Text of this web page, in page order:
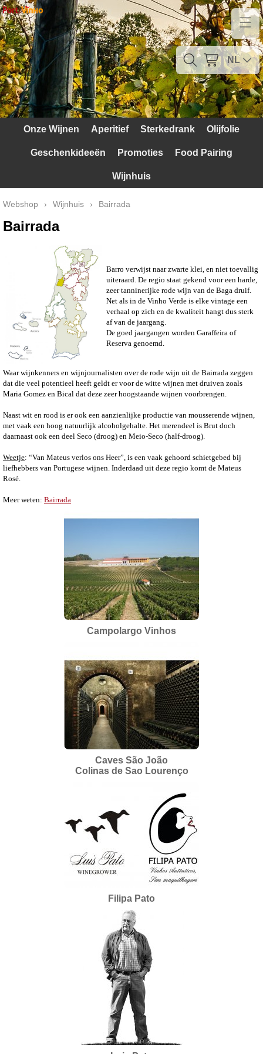
Home
Contact
Mijn account
Verzendkosten
Witte druiven
Rode Druiven
NL
Onze Wijnen Aperitief Sterkedrank Olijfolie
Geschenkideeën Promoties Food Pairing
Wijnhuis
Webshop › Wijnhuis › Bairrada
Bairrada
Barro verwijst naar zwarte klei, en niet toevallig
uiteraard. De regio staat gekend voor een harde,
zeer tanninerijke rode wijn van de Baga druif.
Net als in de Vinho Verde is elke vintage een
verhaal op zich en de kwaliteit hangt dus sterk
af van de jaargang.
De goed jaargangen worden Garaffeira of
Reserva genoemd.
Waar wijnkenners en wijnjournalisten over de rode wijn uit de Bairrada zeggen
dat die veel potentieel heeft geldt er voor de witte wijnen met druiven zoals
Maria Gomez en Bical dat deze zeer hoogstaande wijnen voorbrengen.
Naast wit en rood is er ook een aanzienlijke productie van mousserende wijnen,
met vaak een hoog natuurlijk alcoholgehalte. Het merendeel is Brut doch
daarnaast ook een deel Seco (droog) en Meio-Seco (half-droog).
Weetje: “Van Mateus verlos ons Heer”, is een vaak gehoord schietgebed bij
liefhebbers van Portugese wijnen. Inderdaad uit deze regio komt de Mateus
Rosé.
Meer weten: Bairrada
Campolargo Vinhos
Caves São João
Colinas de Sao Lourenço
Filipa Pato